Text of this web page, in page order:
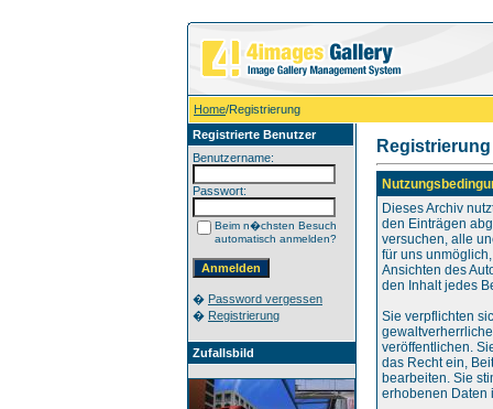
Home/Registrierung
Registrierte Benutzer
Benutzername:
Passwort:
Beim n�chsten Besuch
automatisch anmelden?
� Password vergessen
� Registrierung
Zufallsbild
Registrierung
Dieses Archiv
den Einträgen
versuchen, alle
für uns
Ansichten des
den Inhalt jedes
Sie verpflichten
veröffentlichen.
das Recht ein,
bearbeiten. Sie
erhobenen Daten